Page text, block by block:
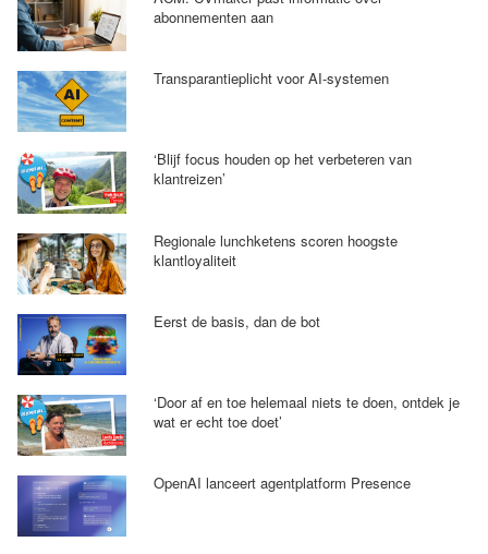
abonnementen aan
Transparantieplicht voor AI-systemen
‘Blijf focus houden op het verbeteren van
klantreizen’
Regionale lunchketens scoren hoogste
klantloyaliteit
Eerst de basis, dan de bot
‘Door af en toe helemaal niets te doen, ontdek je
wat er echt toe doet’
OpenAI lanceert agentplatform Presence